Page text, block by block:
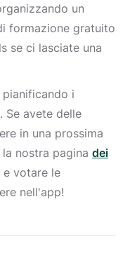
un
formazione gratuito
se ci lasciate una
i
Se avete delle
in una prossima
nostra pagina dei
e votare le
nell'app!